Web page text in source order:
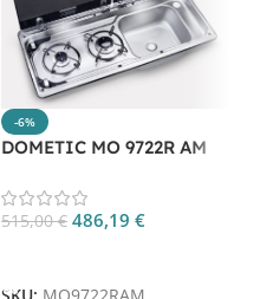
-6%
DOMETIC MO 9722R AM
515,00€ 486,19 €